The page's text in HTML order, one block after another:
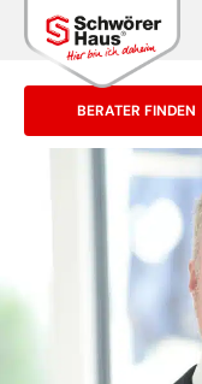
BERATER FINDEN